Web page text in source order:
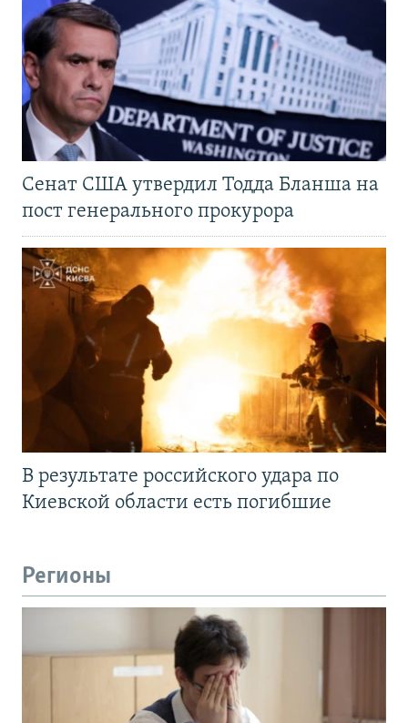
Сенат США утвердил Тодда Бланша на
пост генерального прокурора
В результате российского удара по
Киевской области есть погибшие
Регионы